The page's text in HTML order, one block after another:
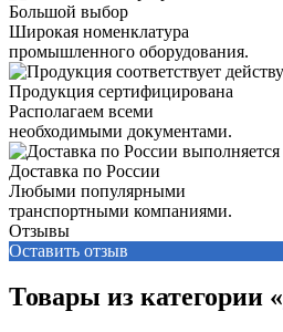
Большой выбор
Широкая номенклатура
промышленного оборудования.
Продукция сертифицирована
Располагаем всеми
необходимыми документами.
Доставка по России
Любыми популярными
транспортными компаниями.
Отзывы
Оставить отзыв
Товары из категории «